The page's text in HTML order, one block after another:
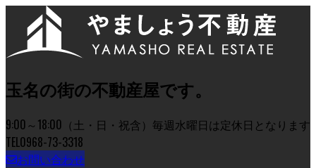
玉名の街の不動産屋です。
9:00～18:00（土・日・祝含）毎週水曜日は定休日となります
TEL0968-73-3318
お問い合わせ